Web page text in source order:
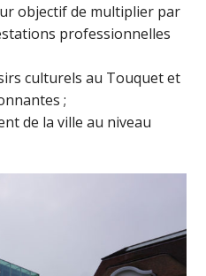
objectif de multiplier par
professionnelles
culturels au Touquet et
;
de la ville au niveau